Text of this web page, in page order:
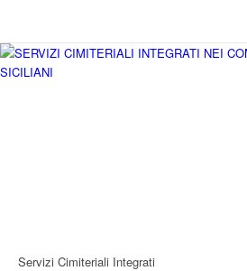
Servizi Cimiteriali Integrati